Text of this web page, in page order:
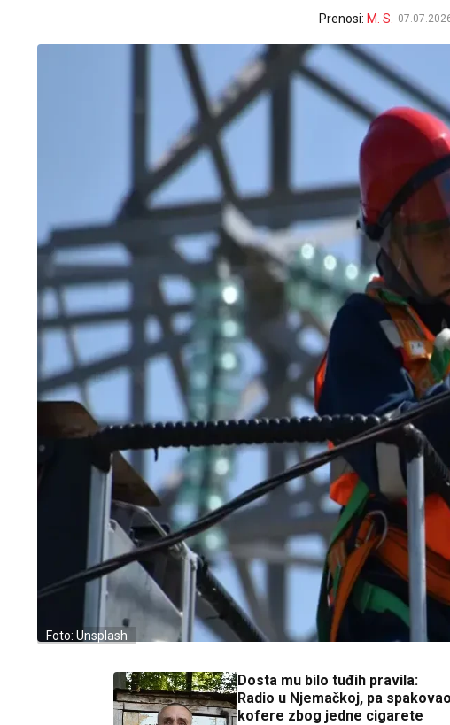
Prenosi: M. S.
Foto: Unsplash
Dosta mu bilo tuđih pravila:
Radio u Njemačkoj, pa spakovao
kofere zbog jedne cigarete